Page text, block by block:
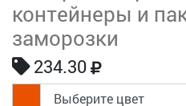
контейнеры и
заморозки
234.30